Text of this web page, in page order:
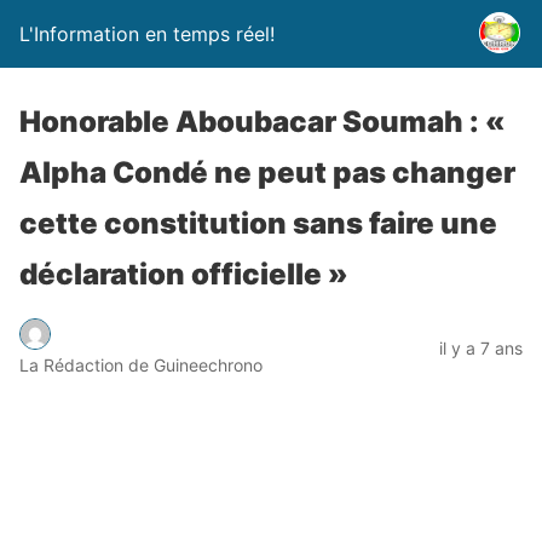
L'Information en temps réel!
Honorable Aboubacar Soumah : «
Alpha Condé ne peut pas changer
cette constitution sans faire une
déclaration officielle »
La Rédaction de Guineechrono
il y a 7 ans